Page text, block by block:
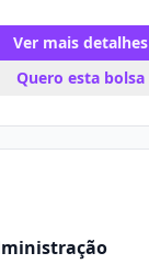
Ver mais detalhes
Quero esta bolsa